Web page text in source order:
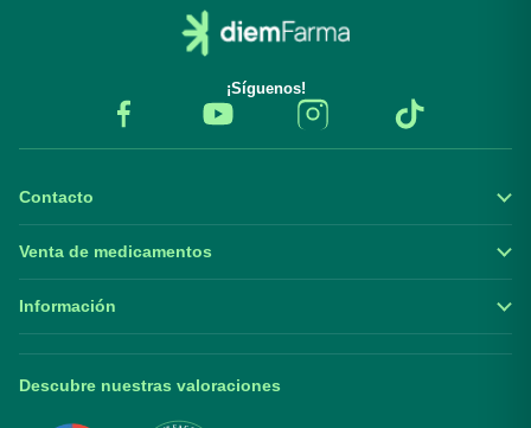
¡Síguenos!
Contacto
Venta de medicamentos
Información
Descubre nuestras valoraciones